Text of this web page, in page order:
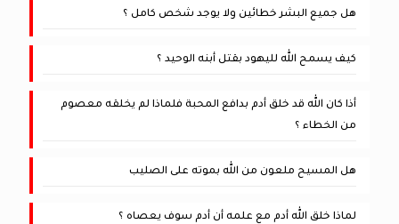
هل جميع البشر خطائين ولا يوجد شخص كامل ؟
كيف يسمح الله لليهود بقتل أبنه الوحيد ؟
أذا كان الله قد خلق أدم بدافع المحبة فلماذا لم يخلقه معصوم
من الخطاء ؟
هل المسيح ملعون من الله بموته على الصليب
لماذا خلق الله أدم مع علمه أن أدم سوف يعصاه ؟